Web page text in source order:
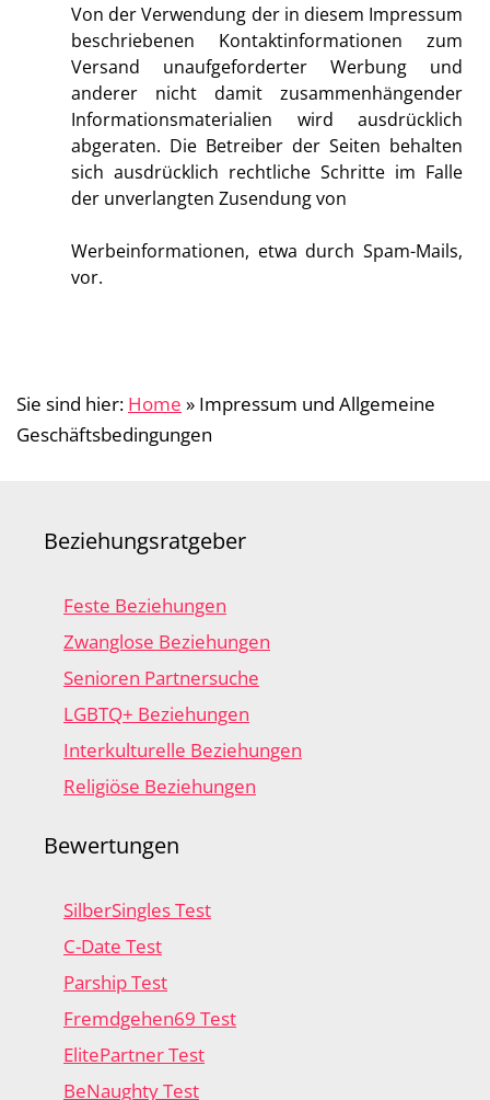
Von der Verwendung der in diesem Impressum
beschriebenen Kontaktinformationen zum
Versand unaufgeforderter Werbung und
anderer nicht damit zusammenhängender
Informationsmaterialien wird ausdrücklich
abgeraten. Die Betreiber der Seiten behalten
sich ausdrücklich rechtliche Schritte im Falle
der unverlangten Zusendung von
Werbeinformationen, etwa durch Spam-Mails,
vor.
Sie sind hier: Home » Impressum und Allgemeine
Geschäftsbedingungen
Beziehungsratgeber
Feste Beziehungen
Zwanglose Beziehungen
Senioren Partnersuche
LGBTQ+ Beziehungen
Interkulturelle Beziehungen
Religiöse Beziehungen
Bewertungen
SilberSingles Test
C-Date Test
Parship Test
Fremdgehen69 Test
ElitePartner Test
BeNaughty Test